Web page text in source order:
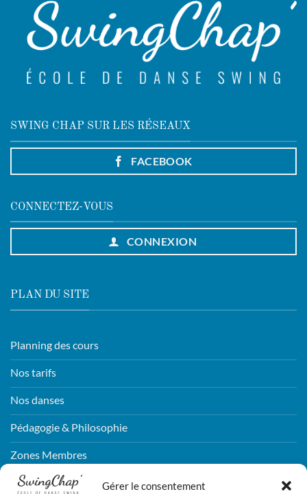
Gérer le consentement
SWING CHAP SUR LES RÉSEAUX
FACEBOOK
CONNECTEZ-VOUS
CONNEXION
PLAN DU SITE
Planning des cours
Nos tarifs
Nos danses
Pédagogie & Philosophie
Zones Membres
Connexion